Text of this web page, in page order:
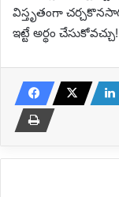
విస్తృతంగా
ఇట్టే అర్థం